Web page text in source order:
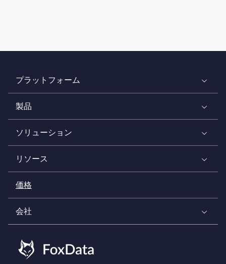
プラットフォーム
製品
ソリューション
リソース
価格
会社